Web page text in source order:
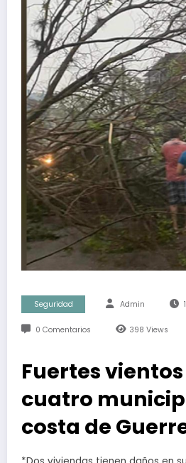
Seguridad Admin
0 Comentarios 398 Views
Fuertes
cuatro
costa de